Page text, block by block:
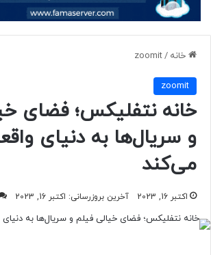
خانه /
zoomit
zoomit
خانه نتفلیکس؛ فضای
و سریال‌ها به دنیای
می‌کند
اکتبر 16, 2023 آخرین بروزرسانی: اکتبر 16, 2023